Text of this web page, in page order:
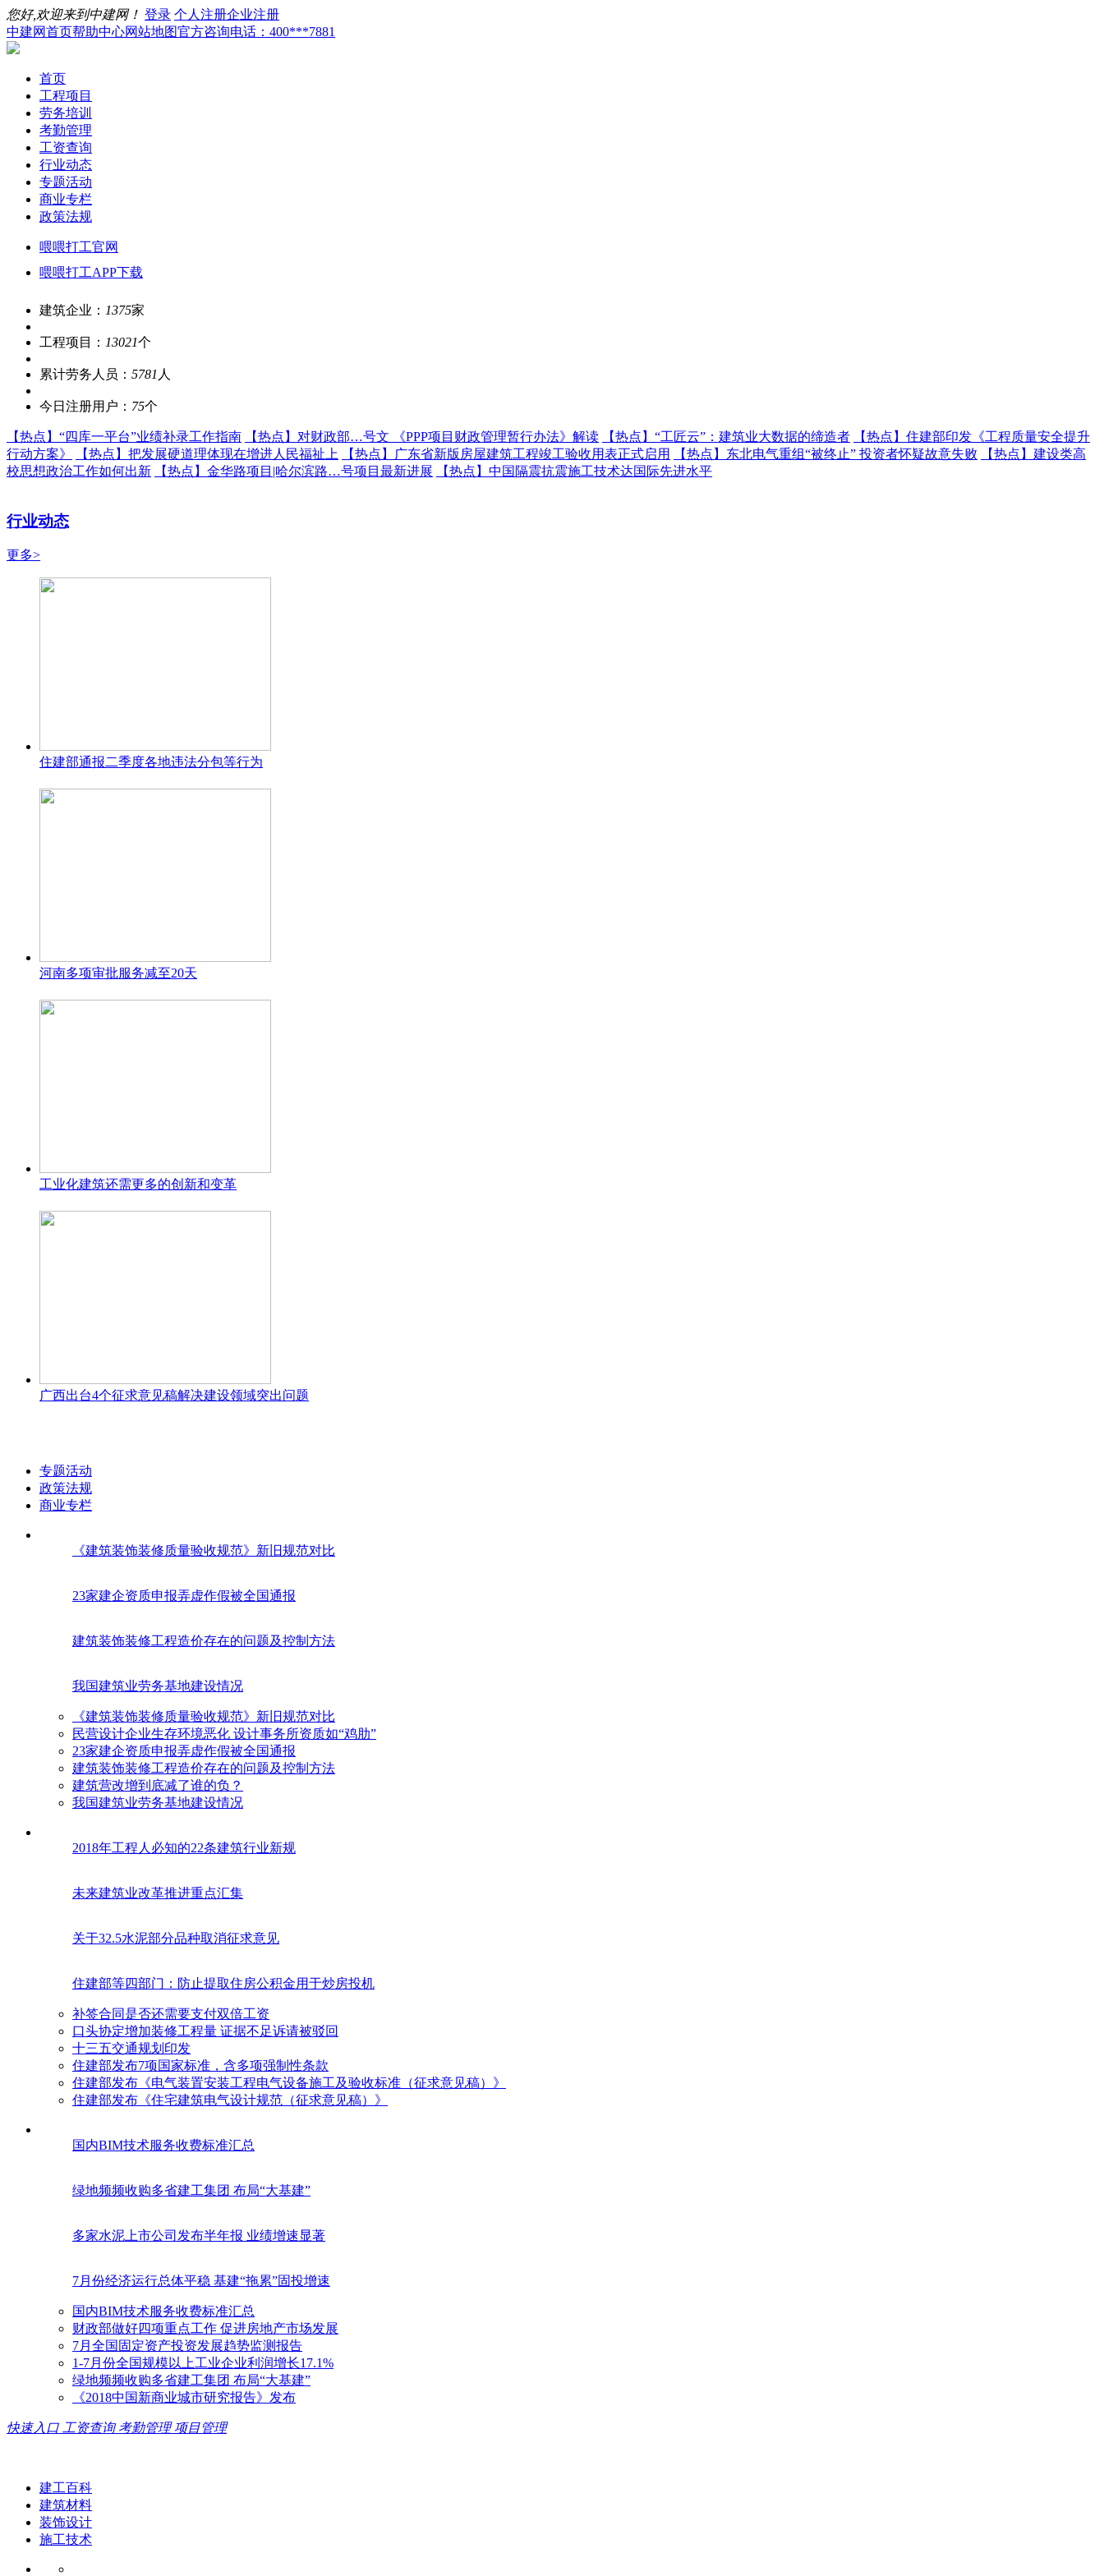
您好,欢迎来到中建网！ 登录 个人注册企业注册
中建网首页帮助中心网站地图官方咨询电话：400***7881
首页
工程项目
劳务培训
考勤管理
工资查询
行业动态
专题活动
商业专栏
政策法规
喂喂打工官网
喂喂打工APP下载
建筑企业： 1375家
工程项目： 13021个
累计劳务人员： 5781 人
今日注册用户： 75个
【热点】 “四库一平台”业绩补录工作指南 【热点】 对财政部…号文 《PPP项目财政管理暂行办法》解读 【热点】 “工匠云”：建筑业大数据的缔造者 【热点】 住建部印发《工程质量安全提升
行动方案》
【热点】 把发展硬道理体现在增进人民福祉上 【热点】 广东省新版房屋建筑工程竣工验收用表正式启用 【热点】 东北电气重组“被终止” 投资者怀疑故意失败 【热点】 建设类高
校思想政治工作如何出新
【热点】 金华路项目|哈尔滨路…号项目最新进展 【热点】 中国隔震抗震施工技术达国际先进水平
行业动态
更多>
住建部通报二季度各地违法分包等行为
河南多项审批服务减至20天
工业化建筑还需更多的创新和变革
广西出台4个征求意见稿解决建设领域突出问题
专题活动
政策法规
商业专栏
《建筑装饰装修质量验收规范》新旧规范对比
23家建企资质申报弄虚作假被全国通报
建筑装饰装修工程造价存在的问题及控制方法
我国建筑业劳务基地建设情况
《建筑装饰装修质量验收规范》新旧规范对比
民营设计企业生存环境恶化 设计事务所资质如“鸡肋”
23家建企资质申报弄虚作假被全国通报
建筑装饰装修工程造价存在的问题及控制方法
建筑营改增到底减了谁的负？
我国建筑业劳务基地建设情况
2018年工程人必知的22条建筑行业新规
未来建筑业改革推进重点汇集
关于32.5水泥部分品种取消征求意见
住建部等四部门：防止提取住房公积金用于炒房投机
补签合同是否还需要支付双倍工资
口头协定增加装修工程量 证据不足诉请被驳回
十三五交通规划印发
住建部发布7项国家标准，含多项强制性条款
住建部发布《电气装置安装工程电气设备施工及验收标准（征求意见稿）》
住建部发布《住宅建筑电气设计规范（征求意见稿）》
国内BIM技术服务收费标准汇总
绿地频频收购多省建工集团 布局“大基建”
多家水泥上市公司发布半年报 业绩增速显著
7月份经济运行总体平稳 基建“拖累”固投增速
国内BIM技术服务收费标准汇总
财政部做好四项重点工作 促进房地产市场发展
7月全国固定资产投资发展趋势监测报告
1-7月份全国规模以上工业企业利润增长17.1%
绿地频频收购多省建工集团 布局“大基建”
《2018中国新商业城市研究报告》发布
快速入口 工资查询 考勤管理 项目管理
建工百科
建筑材料
装饰设计
施工技术